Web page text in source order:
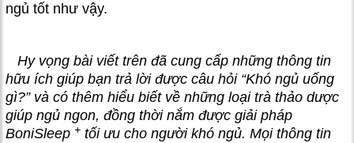
ngủ tốt như vậy.
Hy vọng bài viết trên đã cung cấp những thông tin
hữu ích giúp bạn trả lời được câu hỏi “Khó ngủ uống
gì?” và có thêm hiểu biết về những loại trà thảo dược
giúp ngủ ngon, đồng thời nắm được giải pháp
BoniSleep + tối ưu cho người khó ngủ. Mọi thông tin